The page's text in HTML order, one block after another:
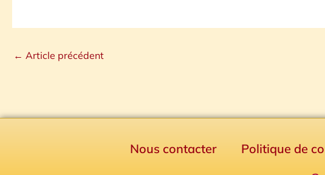
← Article précédent
Nous contacter Politique de